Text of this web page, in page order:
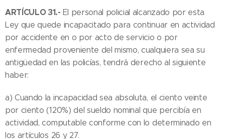
ARTÍCULO 31.- El personal policial alcanzado por esta
Ley que quede incapacitado para continuar en actividad
por accidente en o por acto de servicio o por
enfermedad proveniente del mismo, cualquiera sea su
antigüedad en las policías, tendrá derecho al siguiente
haber:
a) Cuando la incapacidad sea absoluta, el ciento veinte
por ciento (120%) del sueldo nominal que percibía en
actividad, computable conforme con lo determinado en
los artículos 26 y 27.